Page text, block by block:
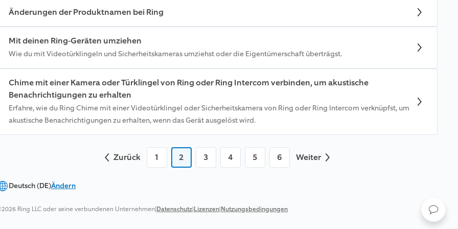
Änderungen der Produktnamen bei Ring
Mit deinen Ring-Geräten umziehen
Wie du mit Videotürklingeln und Sicherheitskameras umziehst oder die Eigentümerschaft überträgst.
Chime mit einer Kamera oder Türklingel von Ring oder Ring Intercom verbinden, um akustische
Benachrichtigungen zu erhalten
Erfahre, wie du Ring Chime mit einer Videotürklingel oder Sicherheitskamera von Ring oder Ring Intercom verknüpfst, um
akustische Benachrichtigungen zu erhalten, wenn das Gerät ausgelöst wird.
Zurück 1 2 3 4 5 6 Weiter
Deutsch (DE)Ändern
Ring LLC oder seine verbundenen Unternehmen|Datenschutz|Lizenzen|Nutzungsbedingungen